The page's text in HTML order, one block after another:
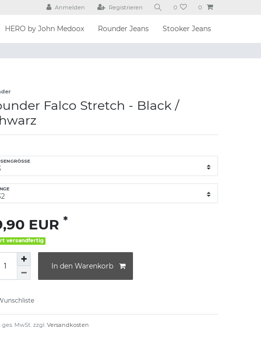
Anmelden Registrieren 0 0
HERO by John Medoox Rounder Jeans Stooker Jeans
Falco Stretch - Black /
EUR *
versandfertig
In den Warenkorb
ges. MwSt. zzgl. Versandkosten